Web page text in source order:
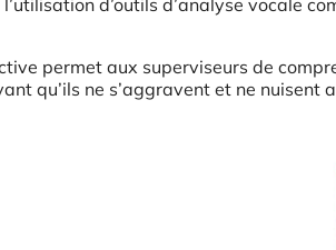
l’utilisation d’outils d’analyse vocale
permet aux superviseurs de
qu’ils ne s’aggravent et ne nuisent